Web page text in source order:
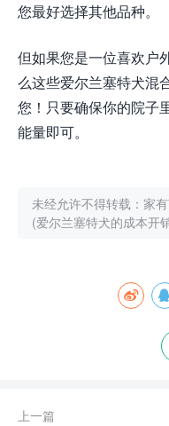
您最好选择其他品种。
但如果您是一位喜欢户
么这些爱尔兰塞特犬混
您！只要确保你的院子
能量即可。
未经允许不得转载： 家
(爱尔兰塞特犬的成本开
上一篇